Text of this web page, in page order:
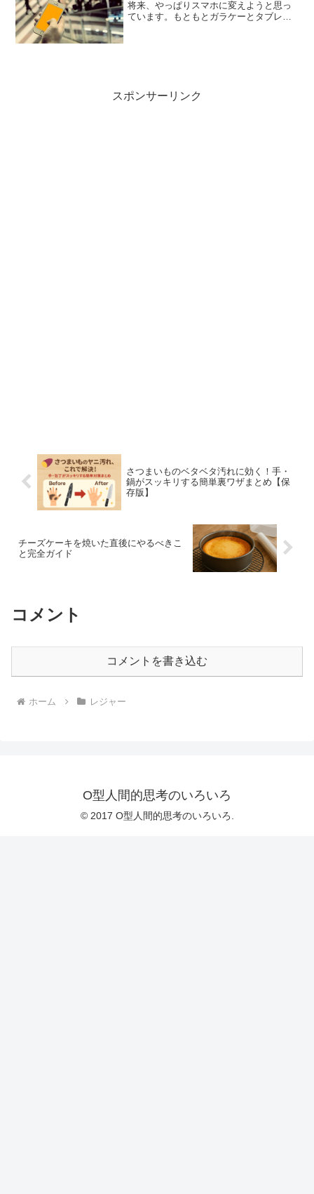
将来、やっぱりスマホに変えようと思っ
ています。もともとガラケーとタブレッ
スポンサーリンク
さつまいものベタベタ汚れに効く！手・
鍋がスッキリする簡単裏ワザまとめ【保
存版】
チーズケーキを焼いた直後にやるべきこ
と完全ガイド
コメント
コメントを書き込む
ホーム レジャー
O型人間的思考のいろいろ
© 2017 O型人間的思考のいろいろ.